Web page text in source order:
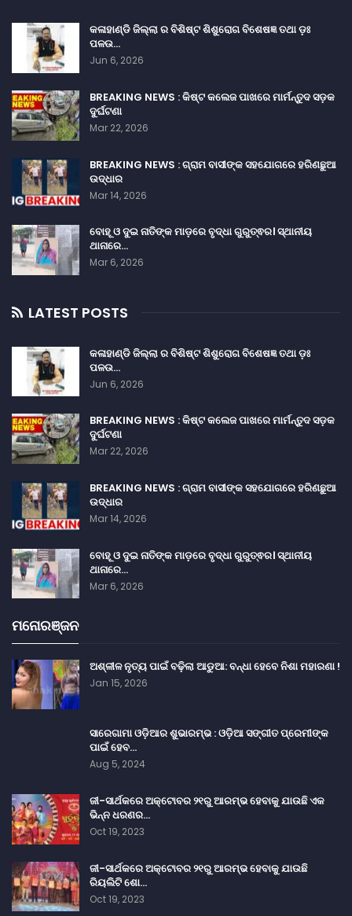
କଳାହାଣ୍ଡି ଜିଲ୍ଲା ର ବିଶିଷ୍ଟ ଶିଶୁରୋଗ ବିଶେଷଜ୍ଞ ତଥା ଡ଼ଃ
ପଳଉ…
Jun 6, 2026
BREAKING NEWS : କିଷ୍ଟ କଲେଜ ପାଖରେ ମାର୍ମନ୍ତୁଦ ସଡ଼କ
ଦୁର୍ଘଟଣା
Mar 22, 2026
BREAKING NEWS : ଗ୍ରାମ ବାସୀଙ୍କ ସହଯୋଗରେ ହରିଣଛୁଆ
ଉଦ୍ଧାର
Mar 14, 2026
ବୋହୂ ଓ ଦୁଇ ନାତିଙ୍କ ମାଡ଼ରେ ବୃଦ୍ଧା ଗୁରୁତ୍ଵର। ସ୍ଥାନୀୟ
ଥାନାରେ…
Mar 6, 2026
LATEST POSTS
କଳାହାଣ୍ଡି ଜିଲ୍ଲା ର ବିଶିଷ୍ଟ ଶିଶୁରୋଗ ବିଶେଷଜ୍ଞ ତଥା ଡ଼ଃ
ପଳଉ…
Jun 6, 2026
BREAKING NEWS : କିଷ୍ଟ କଲେଜ ପାଖରେ ମାର୍ମନ୍ତୁଦ ସଡ଼କ
ଦୁର୍ଘଟଣା
Mar 22, 2026
BREAKING NEWS : ଗ୍ରାମ ବାସୀଙ୍କ ସହଯୋଗରେ ହରିଣଛୁଆ
ଉଦ୍ଧାର
Mar 14, 2026
ବୋହୂ ଓ ଦୁଇ ନାତିଙ୍କ ମାଡ଼ରେ ବୃଦ୍ଧା ଗୁରୁତ୍ଵର। ସ୍ଥାନୀୟ
ଥାନାରେ…
Mar 6, 2026
ମନୋରଞ୍ଜନ
ଅଶ୍ଳୀଳ ନୃତ୍ୟ ପାଇଁ ବଢ଼ିଲା ଆଡୁଆ: ବନ୍ଧା ହେବେ ନିଶା ମହାରଣା !
Jan 15, 2026
ସାରେଗାମା ଓଡ଼ିଆର ଶୁଭାରମ୍ଭ : ଓଡ଼ିଆ ସଙ୍ଗୀତ ପ୍ରେମୀଙ୍କ
ପାଇଁ ହେବ…
Aug 5, 2024
ଜୀ-ସାର୍ଥକରେ ଅକ୍ଟୋବର ୨୧ରୁ ଆରମ୍ଭ ହେବାକୁ ଯାଉଛି ଏକ
ଭିନ୍ନ ଧରଣର…
Oct 19, 2023
ଜୀ-ସାର୍ଥକରେ ଅକ୍ଟୋବର ୨୧ରୁ ଆରମ୍ଭ ହେବାକୁ ଯାଉଛି
ରିୟଲିଟି ଶୋ…
Oct 19, 2023